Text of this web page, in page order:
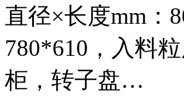
直径×长度mm：
780*610，入料
柜，转子盘…